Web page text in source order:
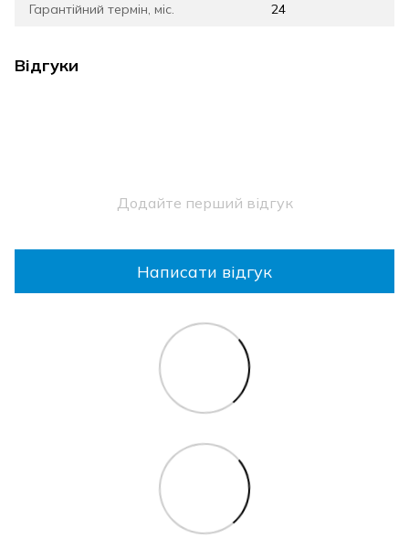
Гарантійний термін, міс. 24
Відгуки
Додайте перший відгук
Написати відгук